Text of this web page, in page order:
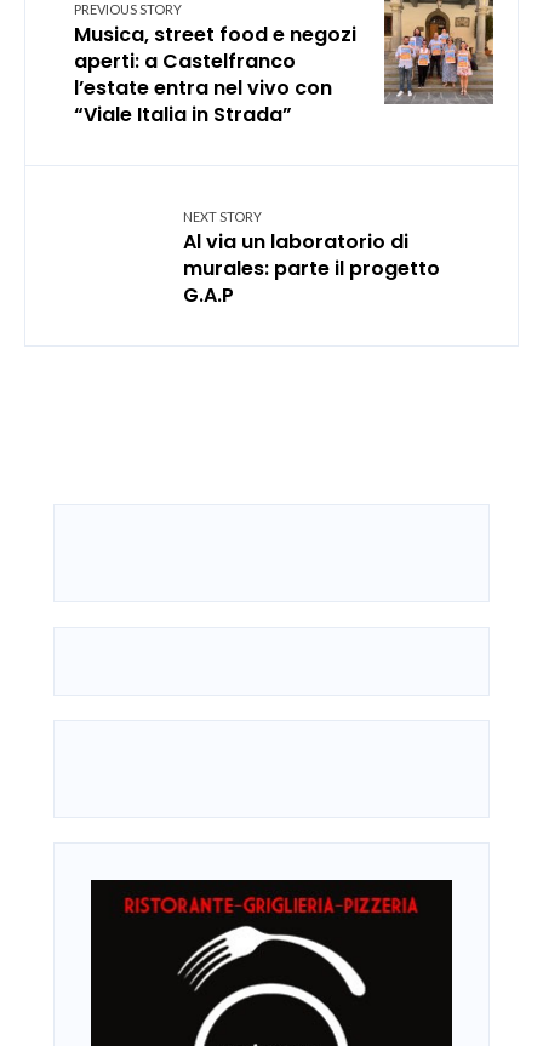
PREVIOUS STORY
Musica, street food e negozi
aperti: a Castelfranco
l’estate entra nel vivo con
“Viale Italia in Strada”
NEXT STORY
Al via un laboratorio di
murales: parte il progetto
G.A.P